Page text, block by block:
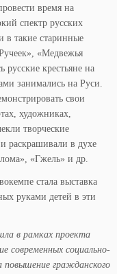
время на
спектр русских
в такие старинные
«Медвежья
русские крестьяне на
занимались на Руси.
свои
художниках,
творческие
раскрашивали в духе
«Гжель» и др.
стала выставка
руками детей в эти
в рамках проекта
современных социально-
повышение гражданского